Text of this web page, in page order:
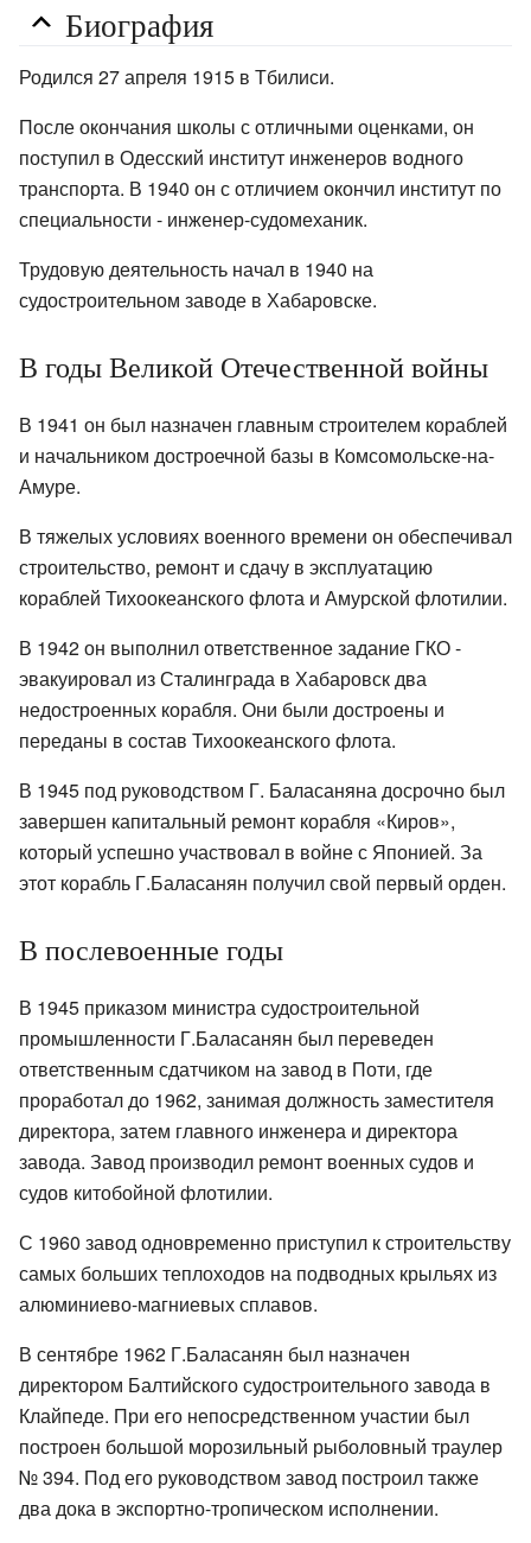
Биография
Родился 27 апреля 1915 в Тбилиси.
После окончания школы с отличными оценками, он
поступил в Одесский институт инженеров водного
транспорта. В 1940 он с отличием окончил институт по
специальности - инженер-судомеханик.
Трудовую деятельность начал в 1940 на
судостроительном заводе в Хабаровске.
В годы Великой Отечественной войны
В 1941 он был назначен главным строителем кораблей
и начальником достроечной базы в Комсомольске-на-
Амуре.
В тяжелых условиях военного времени он обеспечивал
строительство, ремонт и сдачу в эксплуатацию
кораблей Тихоокеанского флота и Амурской флотилии.
В 1942 он выполнил ответственное задание ГКО -
эвакуировал из Сталинграда в Хабаровск два
недостроенных корабля. Они были достроены и
переданы в состав Тихоокеанского флота.
В 1945 под руководством Г. Баласаняна досрочно был
завершен капитальный ремонт корабля «Киров»,
который успешно участвовал в войне с Японией. За
этот корабль Г.Баласанян получил свой первый орден.
В послевоенные годы
В 1945 приказом министра судостроительной
промышленности Г.Баласанян был переведен
ответственным сдатчиком на завод в Поти, где
проработал до 1962, занимая должность заместителя
директора, затем главного инженера и директора
завода. Завод производил ремонт военных судов и
судов китобойной флотилии.
С 1960 завод одновременно приступил к строительству
самых больших теплоходов на подводных крыльях из
алюминиево-магниевых сплавов.
В сентябре 1962 Г.Баласанян был назначен
директором Балтийского судостроительного завода в
Клайпеде. При его непосредственном участии был
построен большой морозильный рыболовный траулер
№ 394. Под его руководством завод построил также
два дока в экспортно-тропическом исполнении.